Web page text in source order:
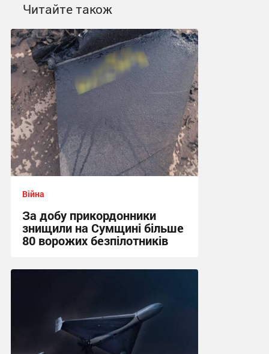
Читайте також
Війна
За добу прикордонники
знищили на Сумщині більше
80 ворожих безпілотників